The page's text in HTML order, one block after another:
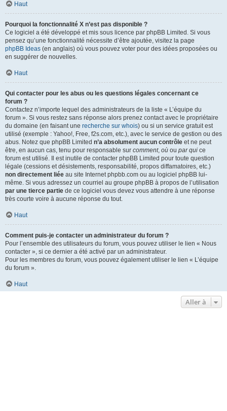
Haut
Pourquoi la fonctionnalité X n’est pas disponible ?
Ce logiciel a été développé et mis sous licence par phpBB Limited. Si vous
pensez qu’une fonctionnalité nécessite d’être ajoutée, visitez la page
phpBB Ideas (en anglais) où vous pouvez voter pour des idées proposées ou
en suggérer de nouvelles.
Haut
Qui contacter pour les abus ou les questions légales concernant ce
forum ?
Contactez n’importe lequel des administrateurs de la liste « L’équipe du
forum ». Si vous restez sans réponse alors prenez contact avec le propriétaire
du domaine (en faisant une recherche sur whois) ou si un service gratuit est
utilisé (exemple : Yahoo!, Free, f2s.com, etc.), avec le service de gestion ou des
abus. Notez que phpBB Limited n’a absolument aucun contrôle et ne peut
être, en aucun cas, tenu pour responsable sur comment, où ou par qui ce
forum est utilisé. Il est inutile de contacter phpBB Limited pour toute question
légale (cessions et désistements, responsabilité, propos diffamatoires, etc.)
non directement liée au site Internet phpbb.com ou au logiciel phpBB lui-
même. Si vous adressez un courriel au groupe phpBB à propos de l’utilisation
par une tierce partie de ce logiciel vous devez vous attendre à une réponse
très courte voire à aucune réponse du tout.
Haut
Comment puis-je contacter un administrateur du forum ?
Pour l’ensemble des utilisateurs du forum, vous pouvez utiliser le lien « Nous
contacter », si ce dernier a été activé par un administrateur.
Pour les membres du forum, vous pouvez également utiliser le lien « L’équipe
du forum ».
Haut
Aller à